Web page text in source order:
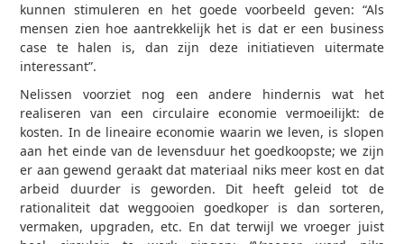
kunnen stimuleren en het goede voorbeeld geven: “Als
mensen zien hoe aantrekkelijk het is dat er een business
case te halen is, dan zijn deze initiatieven uitermate
interessant”.
Nelissen voorziet nog een andere hindernis wat het
realiseren van een circulaire economie vermoeilijkt: de
kosten. In de lineaire economie waarin we leven, is slopen
aan het einde van de levensduur het goedkoopste; we zijn
er aan gewend geraakt dat materiaal niks meer kost en dat
arbeid duurder is geworden. Dit heeft geleid tot de
rationaliteit dat weggooien goedkoper is dan sorteren,
vermaken, upgraden, etc. En dat terwijl we vroeger juist